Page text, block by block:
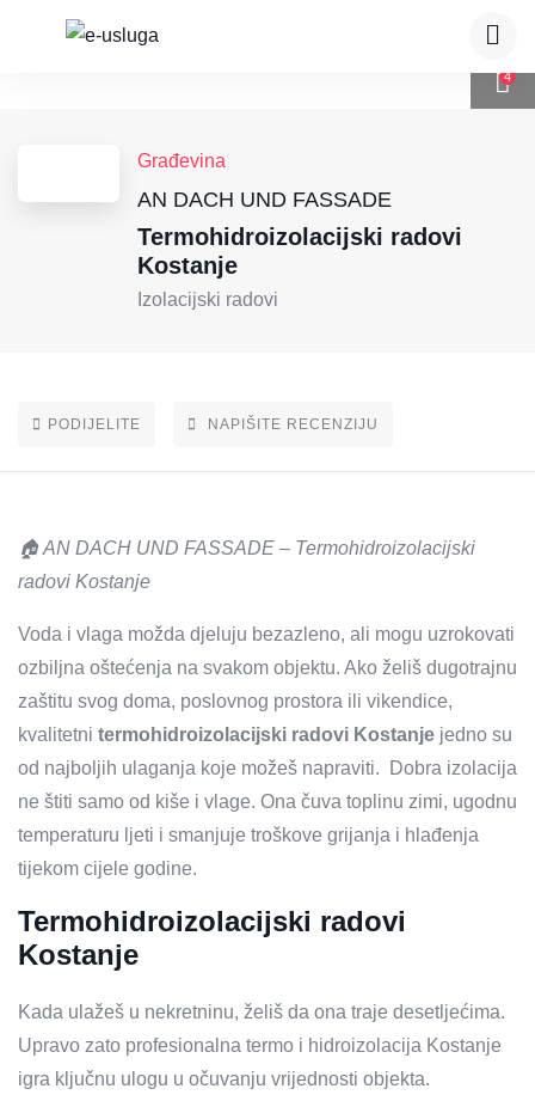
4
Građevina
AN DACH UND FASSADE
Termohidroizolacijski radovi
Kostanje
Izolacijski radovi
PODIJELITE NAPIŠITE RECENZIJU
🏠 AN DACH UND FASSADE – Termohidroizolacijski
radovi Kostanje
Voda i vlaga možda djeluju bezazleno, ali mogu uzrokovati
ozbiljna oštećenja na svakom objektu. Ako želiš dugotrajnu
zaštitu svog doma, poslovnog prostora ili vikendice,
kvalitetni termohidroizolacijski radovi Kostanje jedno su
od najboljih ulaganja koje možeš napraviti. Dobra izolacija
ne štiti samo od kiše i vlage. Ona čuva toplinu zimi, ugodnu
temperaturu ljeti i smanjuje troškove grijanja i hlađenja
tijekom cijele godine.
Termohidroizolacijski radovi
Kostanje
Kada ulažeš u nekretninu, želiš da ona traje desetljećima.
Upravo zato profesionalna termo i hidroizolacija Kostanje
igra ključnu ulogu u očuvanju vrijednosti objekta.